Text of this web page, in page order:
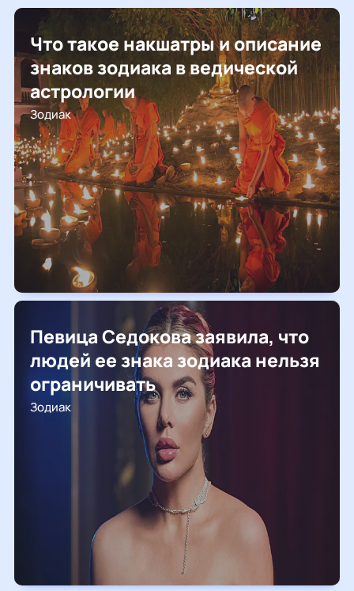
Что такое накшатры и описание
знаков зодиака в ведической
астрологии
Зодиак
Певица Седокова заявила, что
людей ее знака зодиака нельзя
ограничивать
Зодиак